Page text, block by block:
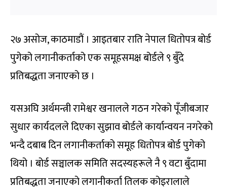
२७ असोज, काठमाडौं । आइतबार राति नेपाल धितोपत्र बोर्ड
पुगेको लगानीकर्ताको एक समूहसमक्ष बोर्डले ९ बुँदे
प्रतिबद्धता जनाएको छ ।
यसअघि अर्थमन्त्री रामेश्वर खनालले गठन गरेको पूँजीबजार
सुधार कार्यदलले दिएका सुझाव बोर्डले कार्यान्वयन नगरेको
भन्दै दबाब दिन लगानीकर्ताको समूह धितोपत्र बोर्ड पुगेको
थियो । बोर्ड सञ्चालक समिति सदस्यहरूले नै ९ वटा बुँदामा
प्रतिबद्धता जनाएको लगानीकर्ता तिलक कोइरालाले